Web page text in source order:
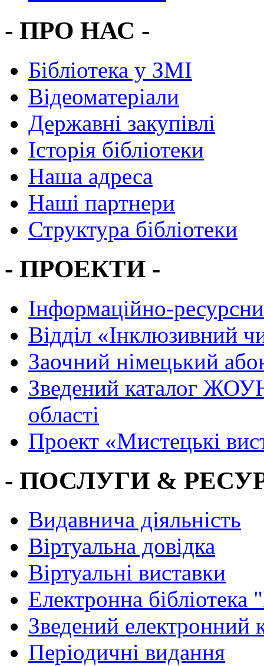
- ПРО НАС -
Бібліотека у ЗМІ
Відеоматеріали
Державні закупівлі
Історія бібліотеки
Наша адреса
Наші партнери
Структура бібліотеки
- ПРОЕКТИ -
Інформаційно-
Вiддiл «Інклюзивний
Заочний німецький
Зведений каталог
області
Проект «Мистецькі
- ПОСЛУГИ &
Видавнича діяльність
Віртуальна довідка
Віртуальні виставки
Електронна
Зведений електронний
Періодичні видання